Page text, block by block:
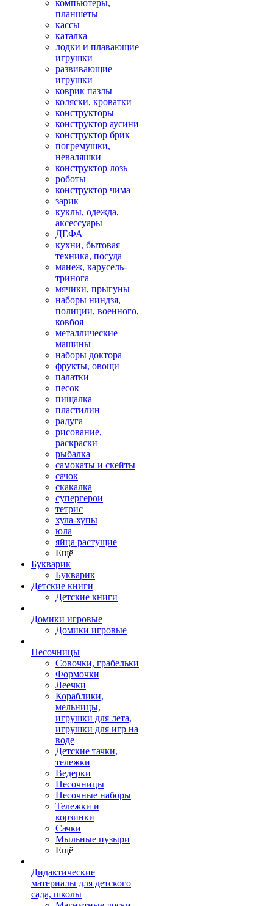
компьютеры,
планшеты
кассы
каталка
лодки и плавающие
игрушки
развивающие
игрушки
коврик пазлы
коляски, кроватки
конструкторы
конструктор аусини
конструктор брик
погремушки,
неваляшки
конструктор лозь
роботы
конструктор чима
зарик
куклы, одежда,
аксессуары
ДЕФА
кухни, бытовая
техника, посуда
манеж, карусель-
тринога
мячики, прыгуны
наборы ниндзя,
полиции, военного,
ковбоя
металлические
машины
наборы доктора
фрукты, овощи
палатки
песок
пищалка
пластилин
радуга
рисование,
раскраски
рыбалка
самокаты и скейты
сачок
скакалка
супергерои
тетрис
хула-хупы
юла
яйца растущие
Ещё
Букварик
Букварик
Детские книги
Детские книги
Домики игровые
Домики игровые
Песочницы
Совочки, грабельки
Формочки
Леечки
Кораблики,
мельницы,
игрушки для лета,
игрушки для игр на
воде
Детские тачки,
тележки
Ведерки
Песочницы
Песочные наборы
Тележки и
корзинки
Сачки
Мыльные пузыри
Ещё
Дидактические
материалы для детского
сада, школы